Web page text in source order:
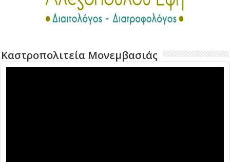
Καστροπολιτεία Μονεμβασιάς